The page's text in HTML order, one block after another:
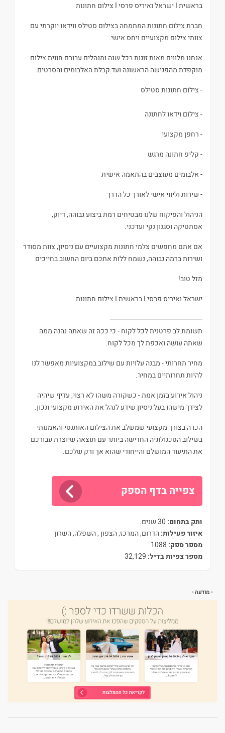
בראשית I ישראל ואיריס פרסי I צילום חתונות
חברת צילום חתונות המתמחה בצילום סטילס ווידאו יוקרתי עם
צוותי צילום מקצועיים ויחס אישי.
אנחנו מלווים מאות זוגות בכל שנה ומנהלים עבורם חווית צילום
מוקפדת מהפגישה הראשונה ועד קבלת האלבומים והסרטים.
- צילום חתונות סטילס
- צילום וידאו לחתונה
- רחפן מקצועי
- קליפ חתונה מרגש
- אלבומים מעוצבים בהתאמה אישית
- שירות וליווי אישי לאורך כל הדרך
הניהול והפיקוח שלנו מבטיחים רמת ביצוע גבוהה, דיוק,
אסתטיקה וסגנון נקי ועדכני.
אם אתם מחפשים צלמי חתונות מקצועיים עם ניסיון, צוות מסודר
ושירות ברמה גבוהה, נשמח ללות אתכם ביום החשוב בחייכים
מזל טוב!
ישראל ואיריס פרסי I בראשית I צילום חתונות
----------------------------------------------
תשומת לב פרטנית לכל לקוח - כי ככה זה שאתה נהנה ממה
שאתה עושה ואכפת לך מכל לקוח.
מחיר תחרותי - מבנה עלויות עם שילוב במקצועיות מאפשר לנו
להיות תחרותיים במחיר.
ניהול אירוע בזמן אמת - כשקורה משהו לא רצוי, עדיף שיהיה
לצידך מישהו בעל ניסיון שידע לנהל את האירוע מקצועי ונכון.
הכרה בצורך מקצועי שמשלב את הצילום האותנטי והאמנותי
בשילוב הטכנולוגיה החדישה ביותר עם תוצאה שיוצרת עבורכם
את התיעוד המושלם והייחודי שהוא אך ורק שלכם.
צפייה בדף הספק
ותק בתחום: 30 שנים.
איזור פעילות:הדרום, המרכז, הצפון , השפלה, השרון
מספר ספק: 1088
מספר צפיות בדיל:
- מודעה -